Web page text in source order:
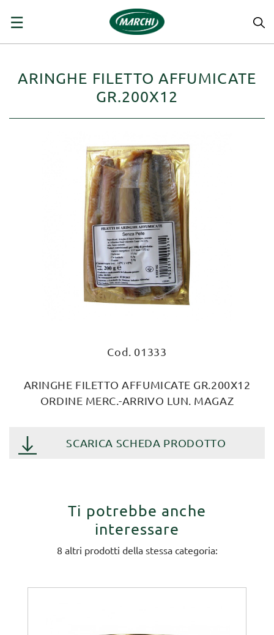
navigazione
☰
ARINGHE FILETTO AFFUMICATE
GR.200X12
Cod. 01333
ARINGHE FILETTO AFFUMICATE GR.200X12
ORDINE MERC.-ARRIVO LUN. MAGAZ
SCARICA SCHEDA PRODOTTO
Ti potrebbe anche
interessare
8 altri prodotti della stessa categoria: